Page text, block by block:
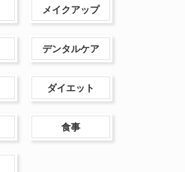
メイクアップ
デンタルケア
ダイエット
食事